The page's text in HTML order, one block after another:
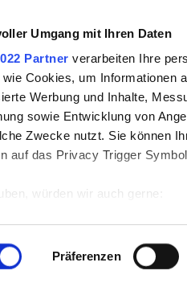
Umgang mit Ihren Daten
Partner verarbeiten Ihre
wie Cookies, um Informationen
Werbung und Inhalte,
sowie Entwicklung von
Zwecke nutzt. Sie können
auf das Privacy Trigger
würden wir auch gerne:
aktives Scannen nach
darüber, wie Ihre persönlichen
Präferenzen